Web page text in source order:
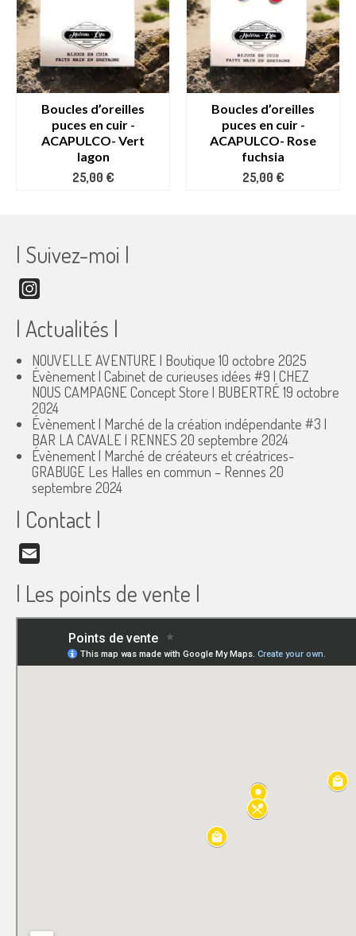
Boucles d’oreilles
puces en cuir -
ACAPULCO- Vert
lagon
25,00 €
Boucles d’oreilles
puces en cuir -
ACAPULCO- Rose
fuchsia
25,00 €
| Suivez-moi |
| Actualités |
NOUVELLE AVENTURE | Boutique 10 octobre 2025
Évènement | Cabinet de curieuses idées #9 | CHEZ
NOUS CAMPAGNE Concept Store | BUBERTRÉ 19 octobre
2024
Évènement | Marché de la création indépendante #3 |
BAR LA CAVALE | RENNES 20 septembre 2024
Évènement | Marché de créateurs et créatrices-
GRABUGE Les Halles en commun – Rennes 20
septembre 2024
| Contact |
| Les points de vente |